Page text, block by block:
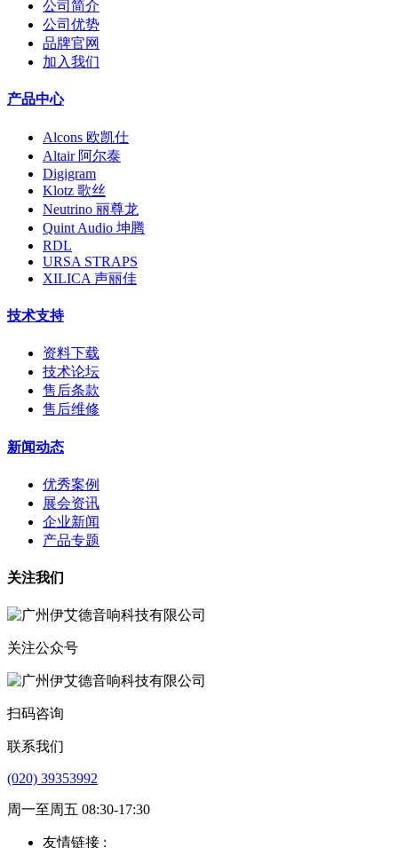
公司简介
公司优势
品牌官网
加入我们
产品中心
Alcons 欧凯仕
Altair 阿尔泰
Digigram
Klotz 歌丝
Neutrino 丽尊龙
Quint Audio 坤腾
RDL
URSA STRAPS
XILICA 声丽佳
技术支持
资料下载
技术论坛
售后条款
售后维修
新闻动态
优秀案例
展会资讯
企业新闻
产品专题
关注我们
关注公众号
扫码咨询
联系我们
(020) 39353992
周一至周五 08:30-17:30
友情链接 :